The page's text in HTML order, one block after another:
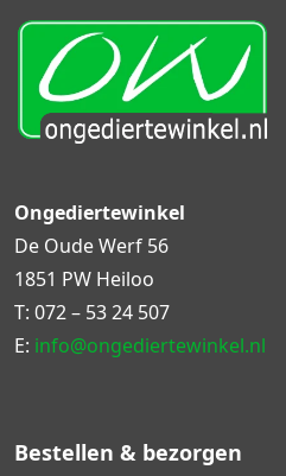
Bestellen & bezorgen
Ongediertewinkel
De Oude Werf 56
1851 PW Heiloo
T: 072 – 53 24 507
E: info@ongediertewinkel.nl